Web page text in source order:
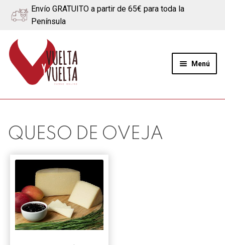
Envío GRATUITO a partir de 65€ para toda la
Península
Ir
a
navegación
Ir
al
contenido
Menú
Quiénes somos
Ternera
Cerdo
Quesos
Blog
Contacto
QUESO DE OVEJA